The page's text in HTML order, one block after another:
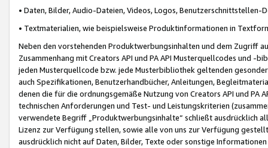
• Daten, Bilder, Audio-Dateien, Videos, Logos, Benutzerschnittstellen-
• Textmaterialien, wie beispielsweise Produktinformationen in
Neben den vorstehenden Produktwerbungsinhalten und dem Zugriff
Zusammenhang mit Creators API und PA API Musterquellcodes und
jeden Musterquellcode bzw. jede Musterbibliothek geltenden
auch Spezifikationen, Benutzerhandbücher, Anleitungen,
denen die für die ordnungsgemäße Nutzung von Creators API und PA
technischen Anforderungen und Test- und Leistungskriterien
verwendete Begriff „Produktwerbungsinhalte“ schließt ausdrücklich
Lizenz zur Verfügung stellen, sowie alle von uns zur Verfügung
ausdrücklich nicht auf Daten, Bilder, Texte oder sonstige